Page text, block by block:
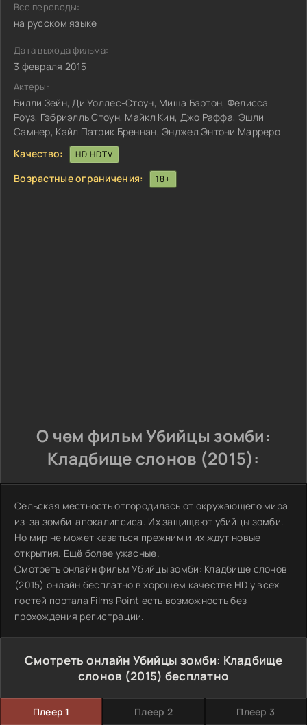
Все переводы:
на русском языке
Дата выхода фильма:
3 февраля 2015
Актеры:
Билли Зейн, Ди Уоллес-Стоун, Миша Бартон, Фелисса
Роуз, Гэбриэлль Стоун, Майкл Кин, Джо Раффа, Эшли
Самнер, Кайл Патрик Бреннан, Энджел Энтони Марреро
Качество:
HD HDTV
Возрастные ограничения: 18+
О чем фильм Убийцы зомби:
Кладбище слонов (2015):
Сельская местность отгородилась от окружающего мира
из-за зомби-апокалипсиса. Их защищают убийцы зомби.
Но мир не может казаться прежним и их ждут новые
открытия. Ещё более ужасные.
Смотреть онлайн фильм Убийцы зомби: Кладбище слонов
(2015) онлайн бесплатно в хорошем качестве HD у всех
гостей портала Films Point есть возможность без
прохождения регистрации.
Смотреть онлайн Убийцы зомби: Кладбище
слонов (2015) бесплатно
Плеер 1 Плеер 2 Плеер 3